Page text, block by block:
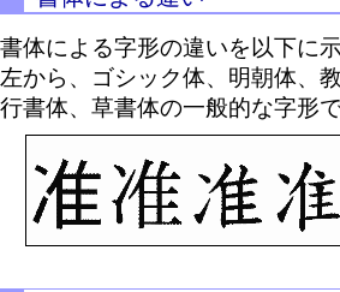
書体による字形の違いを以下に示
左から、ゴシック体、明朝体、
行書体、草書体の一般的な字形で